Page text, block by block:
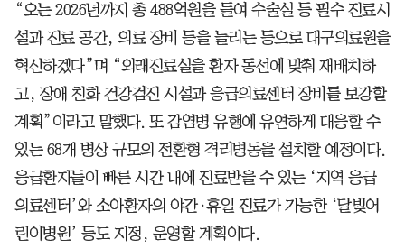
“오는 2026년까지 총 488억원을 들여 수술실 등 필수 진료시
설과 진료 공간, 의료 장비 등을 늘리는 등으로 대구의료원을
혁신하겠다”며 “외래진료실을 환자 동선에 맞춰 재배치하
고, 장애 친화 건강검진 시설과 응급의료센터 장비를 보강할
계획”이라고 말했다. 또 감염병 유행에 유연하게 대응할 수
있는 68개 병상 규모의 전환형 격리병동을 설치할 예정이다.
응급환자들이 빠른 시간 내에 진료받을 수 있는 ‘지역 응급
의료센터’와 소아환자의 야간·휴일 진료가 가능한 ‘달빛어
린이병원’ 등도 지정, 운영할 계획이다.